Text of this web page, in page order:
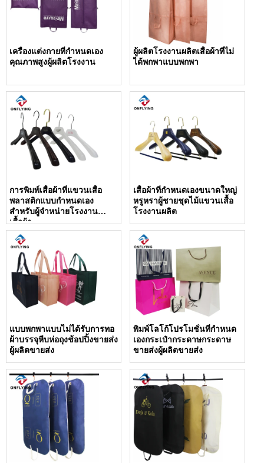
เครื่องแต่งกายที่กำหนดเอง
คุณภาพสูงผู้ผลิตโรงงาน
ผู้ผลิตโรงงานผลิตเสื้อผ้าที่ไม่
ได้พกพาแบบพกพา
การพิมพ์เสื้อผ้าที่แขวนเสื้อ
พลาสติกแบบกำหนดเอง
สำหรับผู้จำหน่ายโรงงาน
เสื้อผ้า
เสื้อผ้าที่กำหนดเองขนาดใหญ่
หรูหราผู้ชายชุดไม้แขวนเสื้อ
โรงงานผลิต
แบบพกพาแบบไม่ได้รับการทอ
ผ้าบรรจุหีบห่อถุงช้อปปิ้งขายส่ง
ผู้ผลิตขายส่ง
พิมพ์โลโก้โปรโมชั่นที่กำหนด
เองกระเป๋ากระดาษกระดาษ
ขายส่งผู้ผลิตขายส่ง